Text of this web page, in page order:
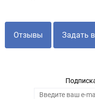
Отзывы Задать